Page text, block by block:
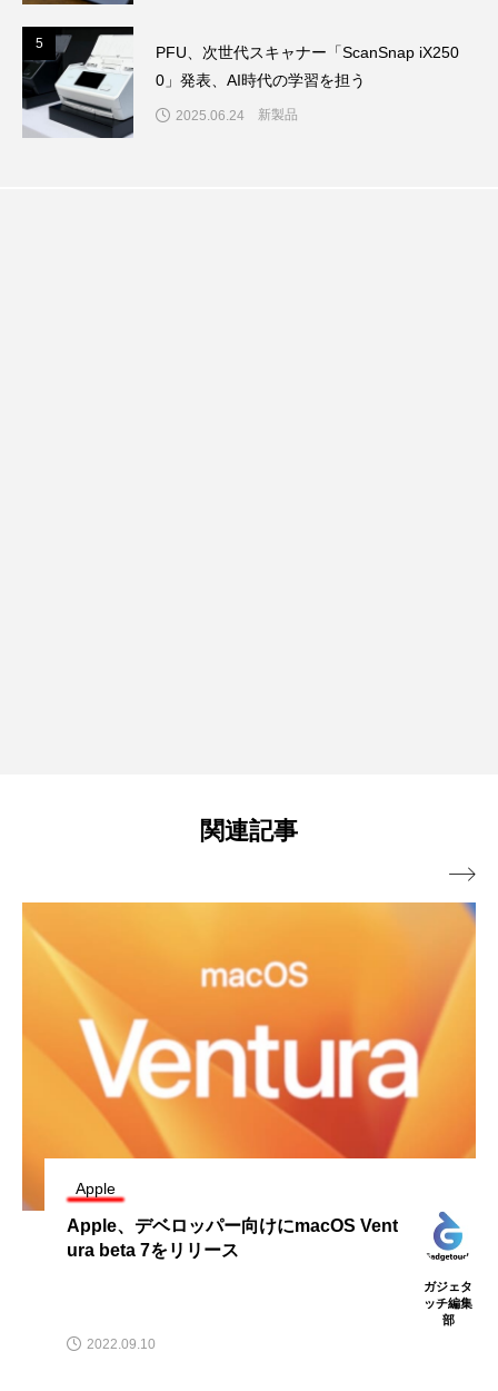
5
PFU、次世代スキャナー「ScanSnap iX250
0」発表、AI時代の学習を担う
2025.06.24 新製品
関連記事
Apple
Apple、デベロッパー向けにmacOS Vent
ura beta 7をリリース
ガジェタ
ッチ編集
部
2022.09.10
